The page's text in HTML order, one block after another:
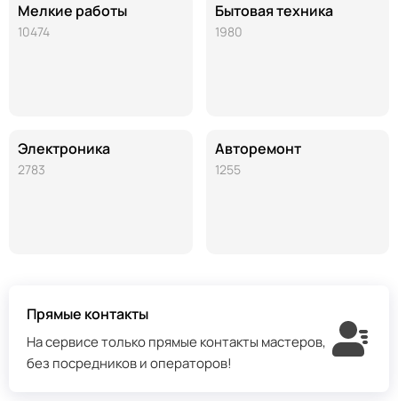
Мелкие работы
10474
Электроника
2783
Бытовая техника
1980
Авторемонт
1255
Прямые контакты
На сервисе только прямые контакты мастеров,
без посредников и операторов!